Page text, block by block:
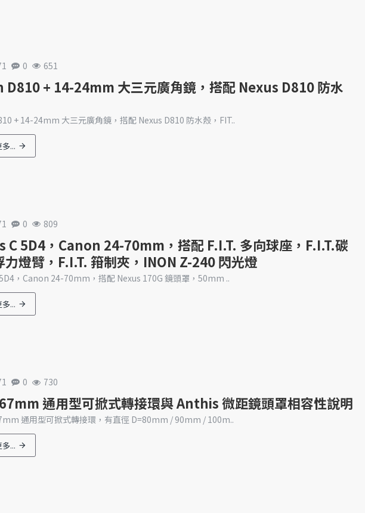
0 651
D810 + 14-24mm 大三元廣角鏡，搭配 Nexus D810 防水
+ 14-24mm 大三元廣角鏡，搭配 Nexus D810 防水殼，FIT..
...
0 809
C 5D4，Canon 24-70mm，搭配 F.I.T. 多向球座，F.I.T.碳
力燈臂，F.I.T. 箝制夾，INON Z-240 閃光燈
，Canon 24-70mm，搭配 Nexus 170G 鏡頭罩，50mm ..
...
0 730
通用型可掀式轉接環與 Anthis 微距鏡頭罩相容性說明
通用型可掀式轉接環，有直徑 D=80mm / 90mm / 100m..
...